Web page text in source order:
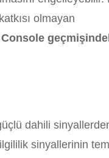
olmayan
dahili
sinyallerinin